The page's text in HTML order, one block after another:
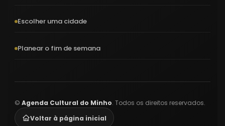
Escolher uma cidade
Planear o fim de semana
© Agenda Cultural do Minho. Todos os direitos reservados.
Voltar à página inicial